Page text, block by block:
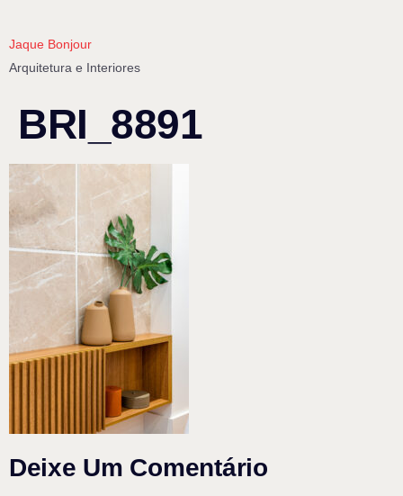
Jaque Bonjour
Arquitetura e Interiores
BRI_8891
Deixe Um Comentário